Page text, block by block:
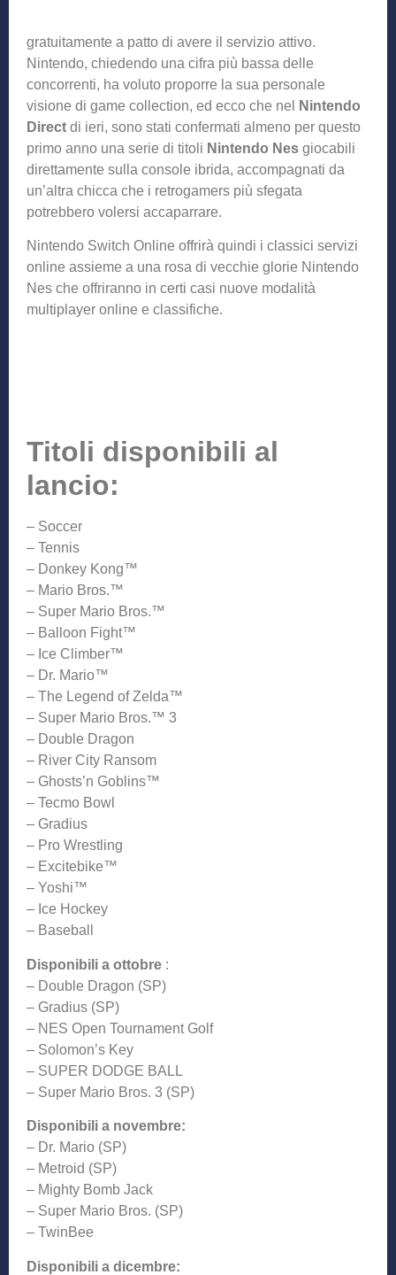
gratuitamente a patto di avere il servizio attivo.
Nintendo, chiedendo una cifra più bassa delle
concorrenti, ha voluto proporre la sua personale
visione di game collection, ed ecco che nel
Nintendo
Direct di ieri, sono stati confermati almeno per questo
primo anno una serie di titoli Nintendo Nes giocabili
direttamente sulla console ibrida, accompagnati da
un’altra chicca che i retrogamers più sfegata
potrebbero volersi accaparrare.
Nintendo Switch Online offrirà quindi i classici servizi
online assieme a una rosa di vecchie glorie Nintendo
Nes che offriranno in certi casi nuove modalità
multiplayer online e classifiche.
Titoli disponibili al
lancio:
– Soccer
– Tennis
– Donkey Kong™
– Mario Bros.™
– Super Mario Bros.™
– Balloon Fight™
– Ice Climber™
– Dr. Mario™
– The Legend of Zelda™
– Super Mario Bros.™ 3
– Double Dragon
– River City Ransom
– Ghosts’n Goblins™
– Tecmo Bowl
– Gradius
– Pro Wrestling
– Excitebike™
– Yoshi™
– Ice Hockey
– Baseball
Disponibili a ottobre :
– Double Dragon (SP)
– Gradius (SP)
– NES Open Tournament Golf
– Solomon’s Key
– SUPER DODGE BALL
– Super Mario Bros. 3 (SP)
Disponibili a novembre:
– Dr. Mario (SP)
– Metroid (SP)
– Mighty Bomb Jack
– Super Mario Bros. (SP)
– TwinBee
Disponibili a dicembre: